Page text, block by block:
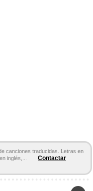
canciones traducidas. Letras en
inglés,...
Contactar
Acordes y